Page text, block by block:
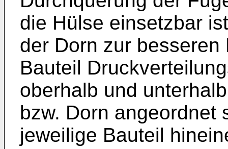
die Hülse einsetzbar
der Dorn zur
Bauteil
oberhalb und
bzw. Dorn angeordnet
jeweilige Bauteil